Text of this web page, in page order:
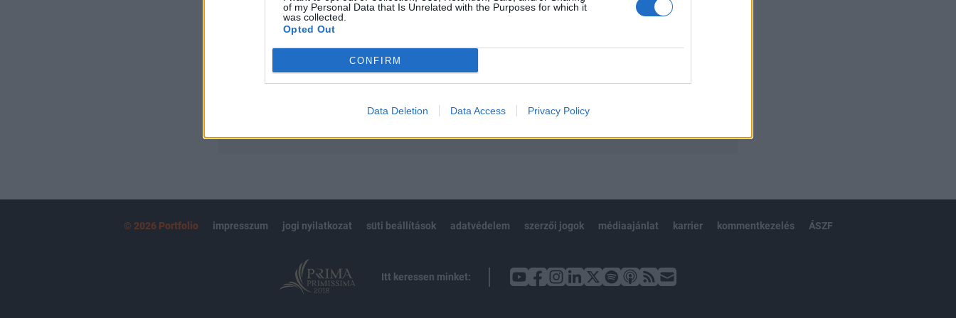
of my Personal Data that Is Unrelated with the Purposes for which it
was collected.
Opted Out
CONFIRM
Data Deletion Data Access Privacy Policy
Portfolio.hu teljes cikkarchívum
Kötéslisták: BÉT elmúlt 2 év napon belüli
© 2026 Portfolio impresszum jogi nyilatkozat süti beállítások adatvédelem szerzői jogok médiaajánlat karrier kommentkezelés ÁSZF
Itt keressen minket: